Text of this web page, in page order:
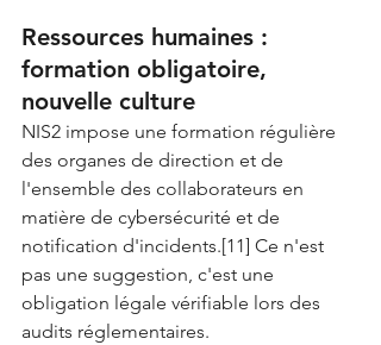
Ressources humaines :
formation obligatoire,
nouvelle culture
NIS2 impose une formation régulière
des organes de direction et de
l'ensemble des collaborateurs en
matière de cybersécurité et de
notification d'incidents.[11] Ce n'est
pas une suggestion, c'est une
obligation légale vérifiable lors des
audits réglementaires.